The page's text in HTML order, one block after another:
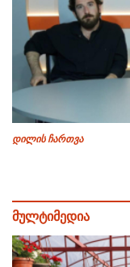
დილის ჩართვა
მულტიმედია